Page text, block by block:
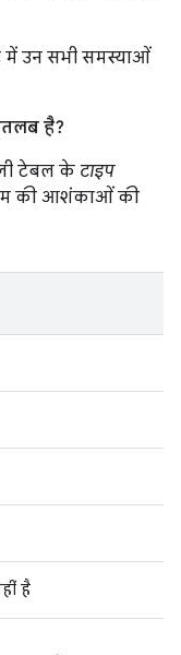
में उन सभी समस्याओं
है?
टेबल के टाइप
की आशंकाओं की
है